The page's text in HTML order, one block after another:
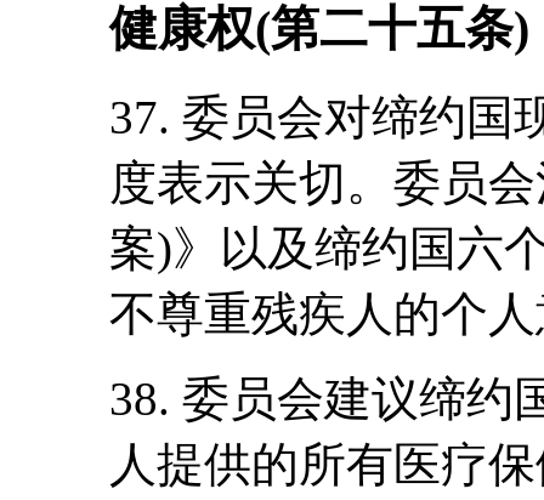
健康权(第二十五条)
37. 委员会对缔约国
度表示关切。委员
案)》以及缔约国六
不尊重残疾人的个
38. 委员会建议缔约
人提供的所有医疗